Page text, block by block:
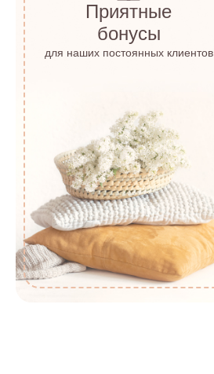
Приятные
бонусы
для наших постоянных клиентов